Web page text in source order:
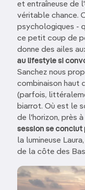
et entraîneuse de
véritable chance.
psychologiques -
ce petit coup de
donne des ailes
au lifestyle si
Sanchez nous
combinaison haut
(parfois,
biarrot. Où est le
de l'horizon, près
session se conclut
la lumineuse
de la côte des
Image